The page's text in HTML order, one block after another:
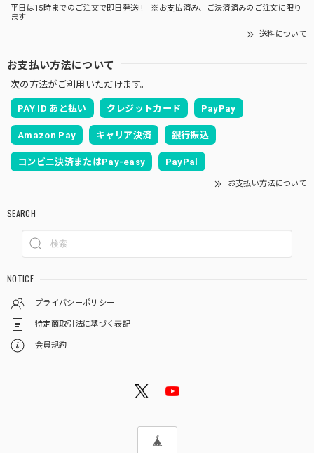
平日は15時までのご注文で即日発送!! ※お支払済み、ご決済済みのご注文に限り
ます
送料について
お支払い方法について
次の方法がご利用いただけます。
PAY ID あと払い クレジットカード PayPay
Amazon Pay キャリア決済 銀行振込
コンビニ決済またはPay-easy PayPal
お支払い方法について
SEARCH
NOTICE
プライバシーポリシー
特定商取引法に基づく表記
会員規約